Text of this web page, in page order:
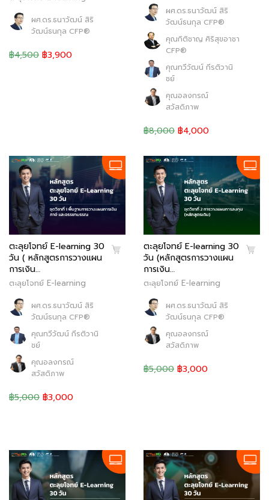
ผศ.ดร.ธนาวัฒน์ สิริ
วัฒน์ธนกุล CFP®
฿4,500 ฿3,900
ผศ.ดร.ธนาวัฒน์ สิริ
วัฒน์ธนกุล CFP®
คุณกิติชาญ ศิริสุขอาชา
CFP®
คุณทวีวัฒน์ กีรติวานิ
ชย์
คุณอลงกรณ์
สวัสดิภาพ
฿8,000 ฿4,000
ตะลุยโจทย์ E-learning 30
วัน ( หลักสูตรการวางแผน
การเงิน…
ตะลุยโจทย์ E-learning
ผศ.ดร.ธนาวัฒน์ สิริ
วัฒน์ธนกุล CFP®
คุณทวีวัฒน์ กีรติวานิ
ชย์
คุณอลงกรณ์
สวัสดิภาพ
฿5,000 ฿3,000
ตะลุยโจทย์ E-learning 30
วัน (หลักสูตรการวางแผน
การเงิน…
ตะลุยโจทย์ E-learning
ผศ.ดร.ธนาวัฒน์ สิริ
วัฒน์ธนกุล CFP®
คุณอลงกรณ์
สวัสดิภาพ
฿5,000 ฿3,000